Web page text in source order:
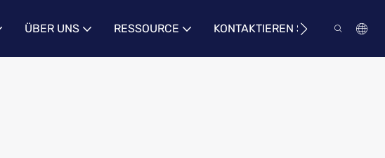
ÜBER UNS RESSOURCE KONTAKTIEREN SIE UNS